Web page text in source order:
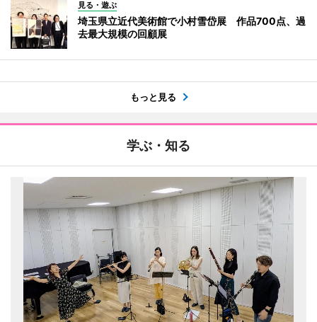
見る・遊ぶ
埼玉県立近代美術館で小村雪岱展 作品700点、過
去最大規模の回顧展
もっと見る
学ぶ・知る